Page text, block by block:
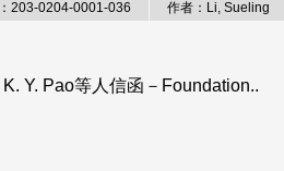
203-0204-0001-036 作者：Li, Sueling
Y. Pao等人信函－Foundation..